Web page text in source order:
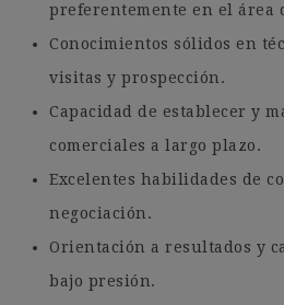
preferentemente en el área
Conocimientos sólidos en
visitas y prospección.
Capacidad de establecer y
comerciales a largo plazo.
Excelentes habilidades de
negociación.
Orientación a resultados y
bajo presión.